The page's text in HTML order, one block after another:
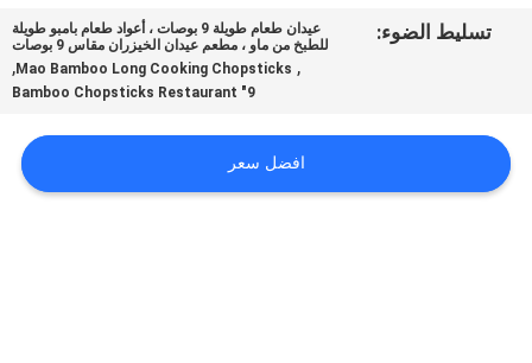
PRIVACY
تسليط الضوء:
عيدان طعام طويلة 9 بوصات ، أعواد طعام بامبو طويلة
للطبخ من ماو ، مطعم عيدان الخيزران مقاس 9 بوصات
,
Mao Bamboo Long Cooking Chopsticks
,
9" Bamboo Chopsticks Restaurant
افضل سعر